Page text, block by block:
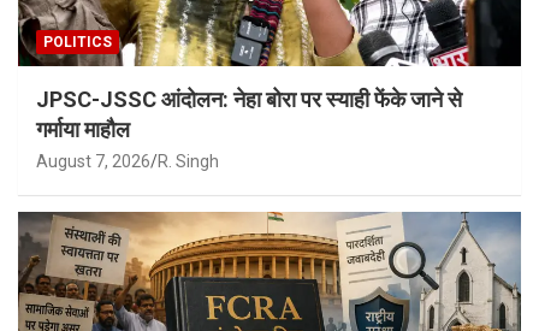
POLITICS
JPSC-JSSC आंदोलन: नेहा बोरा पर स्याही फेंके जाने से
गर्माया माहौल
August 7, 2026 R. Singh